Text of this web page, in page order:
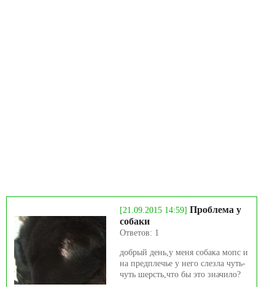
[21.09.2015 14:59] Проблема у
собаки
Ответов: 1
добрый день,у меня собака мопс и
на предплечье у него слезла чуть-
чуть шерсть,что бы это значило?